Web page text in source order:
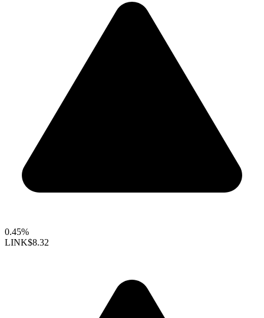
0.45%
LINK$8.32